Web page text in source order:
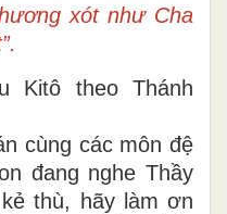
xót như Cha
Kitô theo Thánh
cùng các môn đệ
đang nghe Thầy
thù, hãy làm ơn